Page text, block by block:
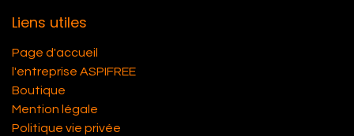
Liens utiles
Page d'accueil
l'entreprise ASPIFREE
Boutique
Mention légale
Politique vie privée